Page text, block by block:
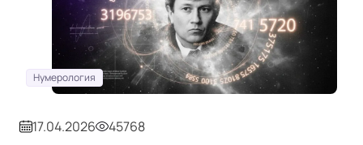
Нумерология
17.04.2026 45768